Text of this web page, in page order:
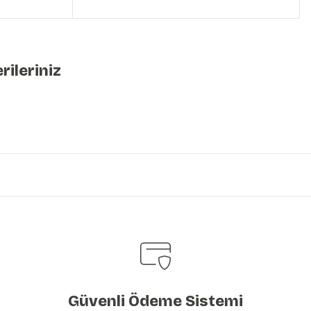
Güvenli Ödeme Sistemi